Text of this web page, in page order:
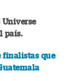
país.
finalistas que